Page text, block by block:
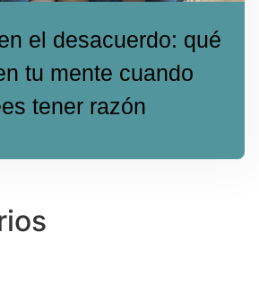
el desacuerdo: qué
tu mente cuando
tener razón